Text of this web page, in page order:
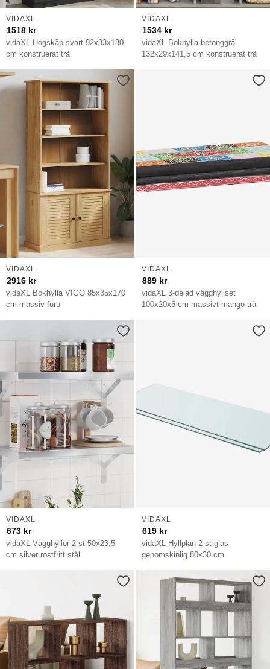
vidaXL Högskåp svart 92x33x180
cm konstruerat trä
VIDAXL
1518 kr
vidaXL Bokhylla betonggrå
132x29x141,5 cm konstruerat trä
VIDAXL
1534 kr
vidaXL Bokhylla VIGO 85x35x170
cm massiv furu
VIDAXL
2916 kr
vidaXL 3-delad vägghyllset
100x20x6 cm massivt mango trä
VIDAXL
889 kr
vidaXL Vägghyllor 2 st 50x23,5
cm silver rostfritt stål
VIDAXL
673 kr
vidaXL Hyllplan 2 st glas
genomskinlig 80x30 cm
VIDAXL
619 kr